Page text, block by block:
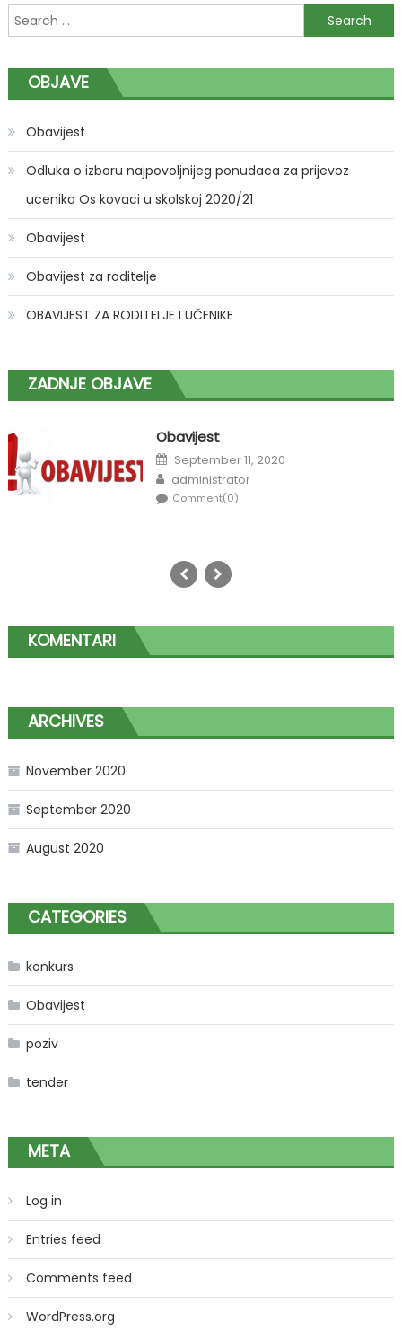
Search
for:
OBJAVE
Obavijest
Odluka o izboru najpovoljnijeg ponudaca za prijevoz
ucenika Os kovaci u skolskoj 2020/21
Obavijest
Obavijest za roditelje
OBAVIJEST ZA RODITELJE I UČENIKE
ZADNJE OBJAVE
Obavijest
Posted
on
September 11, 2020
Author
administrator
Comment(0)
KOMENTARI
ARCHIVES
November 2020
September 2020
August 2020
CATEGORIES
konkurs
Obavijest
poziv
tender
META
Log in
Entries feed
Comments feed
WordPress.org